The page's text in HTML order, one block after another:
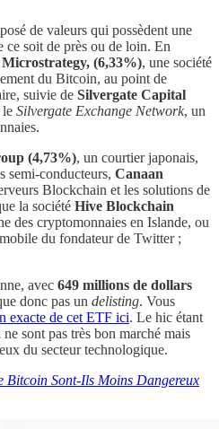
de valeurs qui possèdent une
soit de près ou de loin. En
Microstrategy, (6,33%), une société
du Bitcoin, au point de
suivie de Silvergate Capital
le Silvergate Exchange Network, un
(4,73%), un courtier japonais,
semi-conducteurs, Canaan
Blockchain et les solutions de
la société Hive Blockchain
des cryptomonnaies en Islande, ou
du fondateur de Twitter ;
avec 649 millions de dollars
donc pas un delisting. Vous
exacte de cet ETF ici. Le hic étant
ne sont pas très bon marché mais
du secteur technologique.
Bitcoin Sont-Ils Moins Dangereux